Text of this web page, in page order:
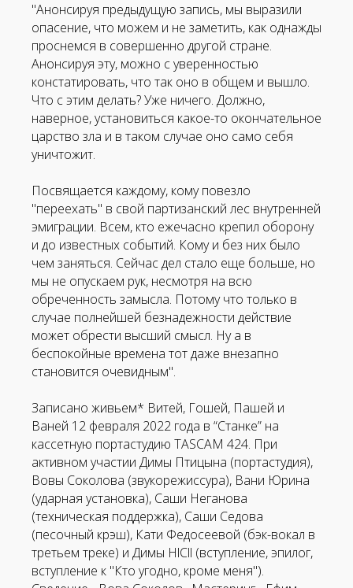
"Анонсируя предыдущую запись, мы выразили
опасение, что можем и не заметить, как однажды
проснемся в совершенно другой стране.
Анонсируя эту, можно с уверенностью
констатировать, что так оно в общем и вышло.
Что с этим делать? Уже ничего. Должно,
наверное, установиться какое-то окончательное
царство зла и в таком случае оно само себя
уничтожит.
Посвящается каждому, кому повезло
"переехать" в свой партизанский лес внутренней
эмиграции. Всем, кто ежечасно крепил оборону
и до известных событий. Кому и без них было
чем заняться. Сейчас дел стало еще больше, но
мы не опускаем рук, несмотря на всю
обреченность замысла. Потому что только в
случае полнейшей безнадежности действие
может обрести высший смысл. Ну а в
беспокойные времена тот даже внезапно
становится очевидным".
Записано живьем* Витей, Гошей, Пашей и
Ваней 12 февраля 2022 года в “Станке” на
кассетную портастудию TASCAM 424. При
активном участии Димы Птицына (портастудия),
Вовы Соколова (звукорежиссура), Вани Юрина
(ударная установка), Саши Неганова
(техническая поддержка), Саши Седова
(песочный крэш), Кати Федосеевой (бэк-вокал в
третьем треке) и Димы HlCll (вступление, эпилог,
вступление к "Кто угодно, кроме меня").
Винил CD
Аудиокассеты Мерч
Литература Second Hand
Панк-рок магазин